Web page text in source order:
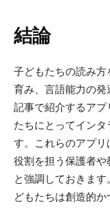
結論
子どもたちの読み
育み、言語能力の
記事で紹介するア
たちにとってイン
す。これらのアプ
役割を担う保護者
と強調しておきま
どもたちは創造的